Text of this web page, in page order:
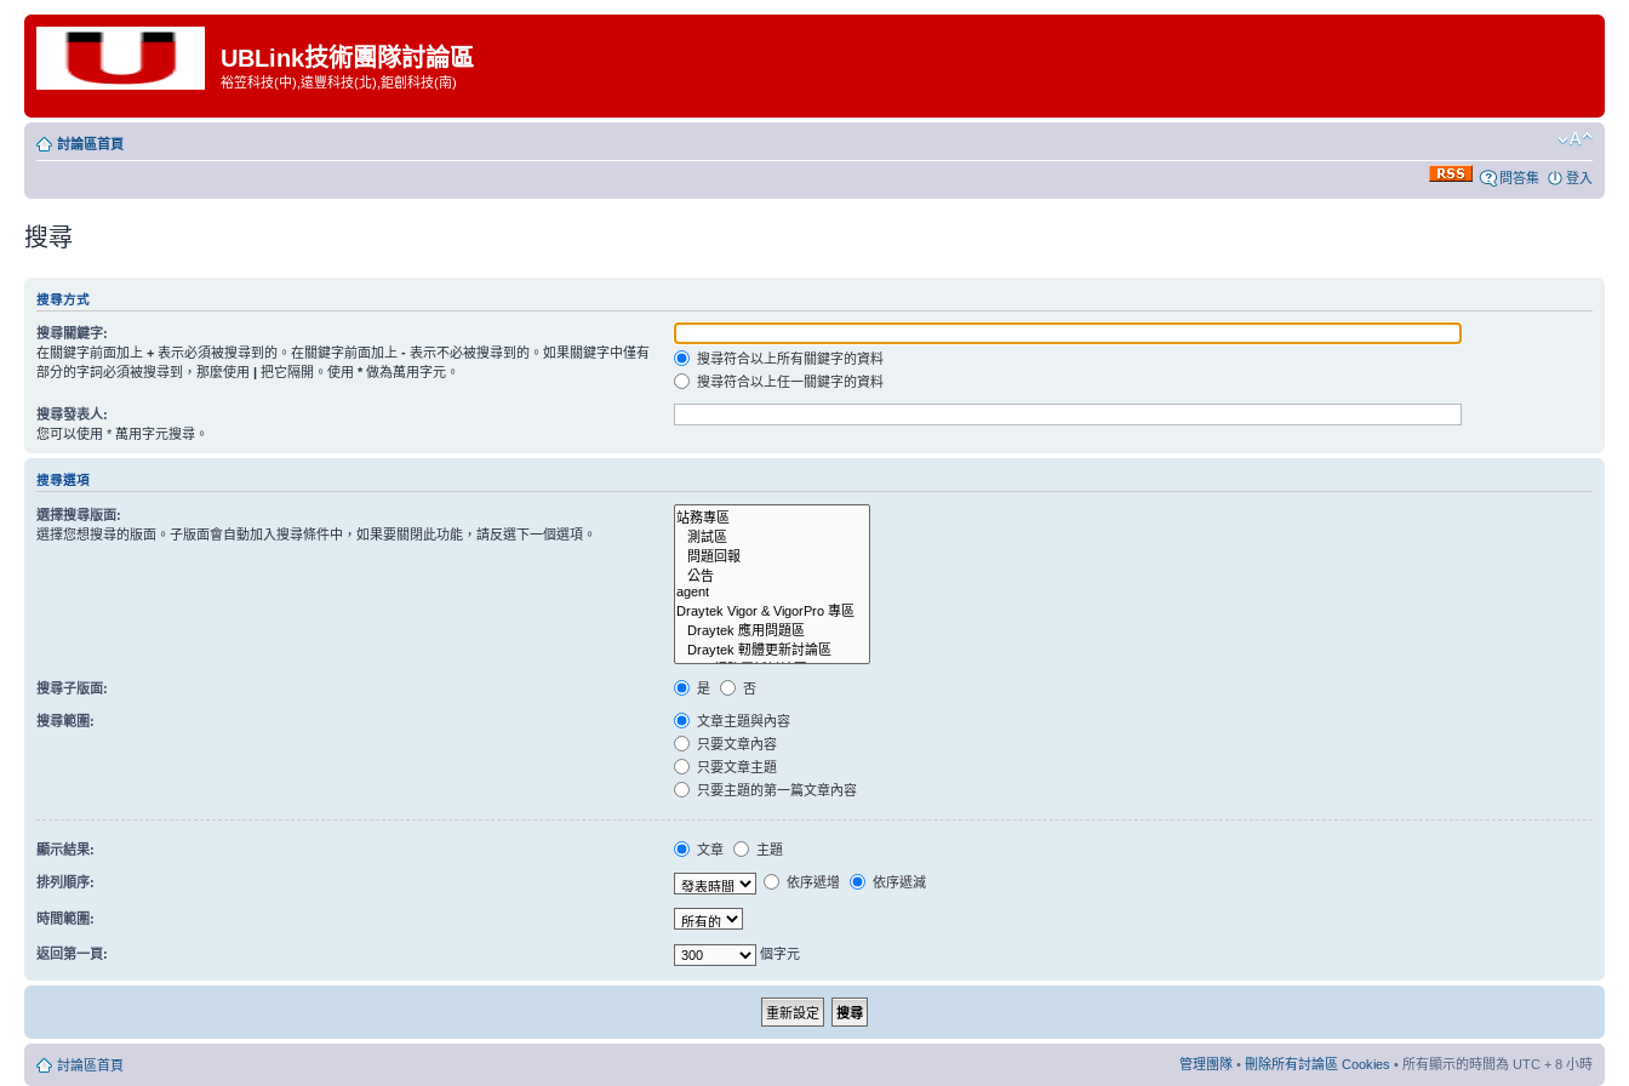
UBLink技術團隊討論區
裕笠科技(中),遠豐科技(北),鉅創科技(南)
討論區首頁
問答集 登入
搜尋
搜尋方式
搜尋關鍵字:
在關鍵字前面加上 + 表示必須被搜尋到的。在關鍵字前面加上 - 表示不必被搜尋到的。如果關鍵字中僅有
部分的字詞必須被搜尋到，那麼使用 | 把它隔開。使用 * 做為萬用字元。
搜尋符合以上所有關鍵字的資料
搜尋符合以上任一關鍵字的資料
搜尋發表人:
您可以使用 * 萬用字元搜尋。
搜尋選項
選擇搜尋版面:
選擇您想搜尋的版面。子版面會自動加入搜尋條件中，如果要關閉此功能，請反選下一個選項。
搜尋子版面: 是 否
搜尋範圍:
文章主題與內容
只要文章內容
只要文章主題
只要主題的第一篇文章內容
顯示結果: 文章 主題
排列順序: 依序遞增 依序遞減
時間範圍:
返回第一頁: 個字元
討論區首頁 管理團隊 • 刪除所有討論區 Cookies • 所有顯示的時間為 UTC + 8 小時